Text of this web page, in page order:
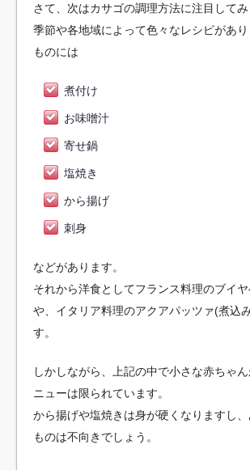
さて、次はカサゴの調理方法に注目してみ
季節や各地域によって色々なレシピがあ
ものには
煮付け
お味噌汁
寄せ鍋
塩焼き
から揚げ
刺身
などがあります。
それから洋食としてフランス料理のブイ
や、イタリア料理のアクアパッツァ(煮込
す。
しかしながら、上記の中で小さな赤ちゃ
ニューは限られています。
から揚げや塩焼きは身が硬くなりますし
ものは不向きでしょう。